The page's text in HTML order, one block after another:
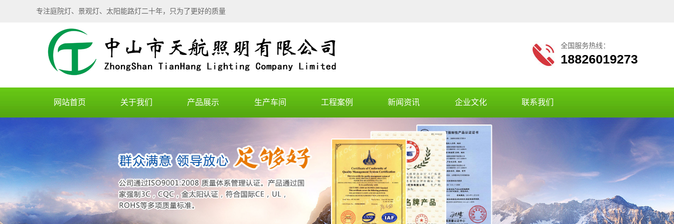
专注庭院灯、景观灯、太阳能路灯二十年，只为了更好的质量
全国服务热线：
18826019273
网站首页 关于我们 产品展示 生产车间 工程案例 新闻资讯 企业文化 联系我们